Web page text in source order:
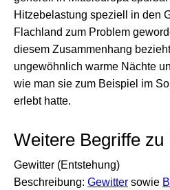
Hitzebelastung speziell in den
Flachland zum Problem
diesem Zusammenhang
ungewöhnlich warme Nächte
wie man sie zum Beispiel im
erlebt hatte.
Weitere Begriffe zu
Gewitter (Entstehung)
Beschreibung: Gewitter sowie